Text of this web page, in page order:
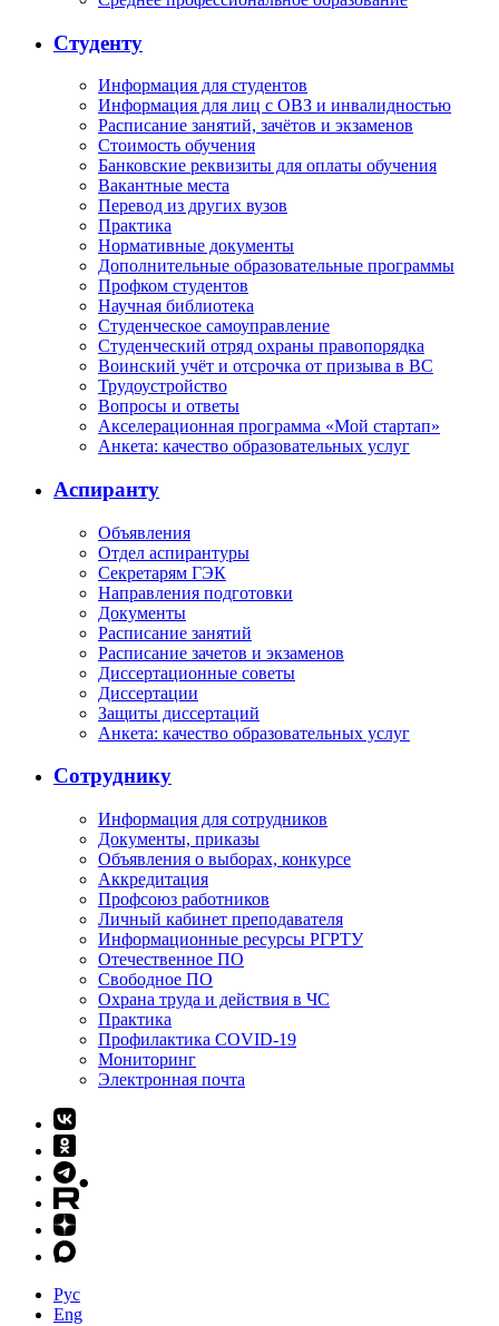
Студенту
Информация для студентов
Информация для лиц с ОВЗ и инвалидностью
Расписание занятий, зачётов и экзаменов
Стоимость обучения
Банковские реквизиты для оплаты обучения
Вакантные места
Перевод из других вузов
Практика
Нормативные документы
Дополнительные образовательные программы
Профком студентов
Научная библиотека
Студенческое самоуправление
Студенческий отряд охраны правопорядка
Воинский учёт и отсрочка от призыва в ВС
Трудоустройство
Вопросы и ответы
Акселерационная программа «Мой стартап»
Анкета: качество образовательных услуг
Аспиранту
Объявления
Отдел аспирантуры
Секретарям ГЭК
Направления подготовки
Документы
Расписание занятий
Расписание зачетов и экзаменов
Диссертационные советы
Диссертации
Защиты диссертаций
Анкета: качество образовательных услуг
Сотруднику
Информация для сотрудников
Документы, приказы
Объявления о выборах, конкурсе
Аккредитация
Профсоюз работников
Личный кабинет преподавателя
Информационные ресурсы РГРТУ
Отечественное ПО
Свободное ПО
Охрана труда и действия в ЧС
Практика
Профилактика COVID-19
Мониторинг
Электронная почта
Рус
Eng